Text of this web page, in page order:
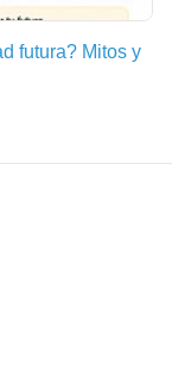
futura? Mitos y